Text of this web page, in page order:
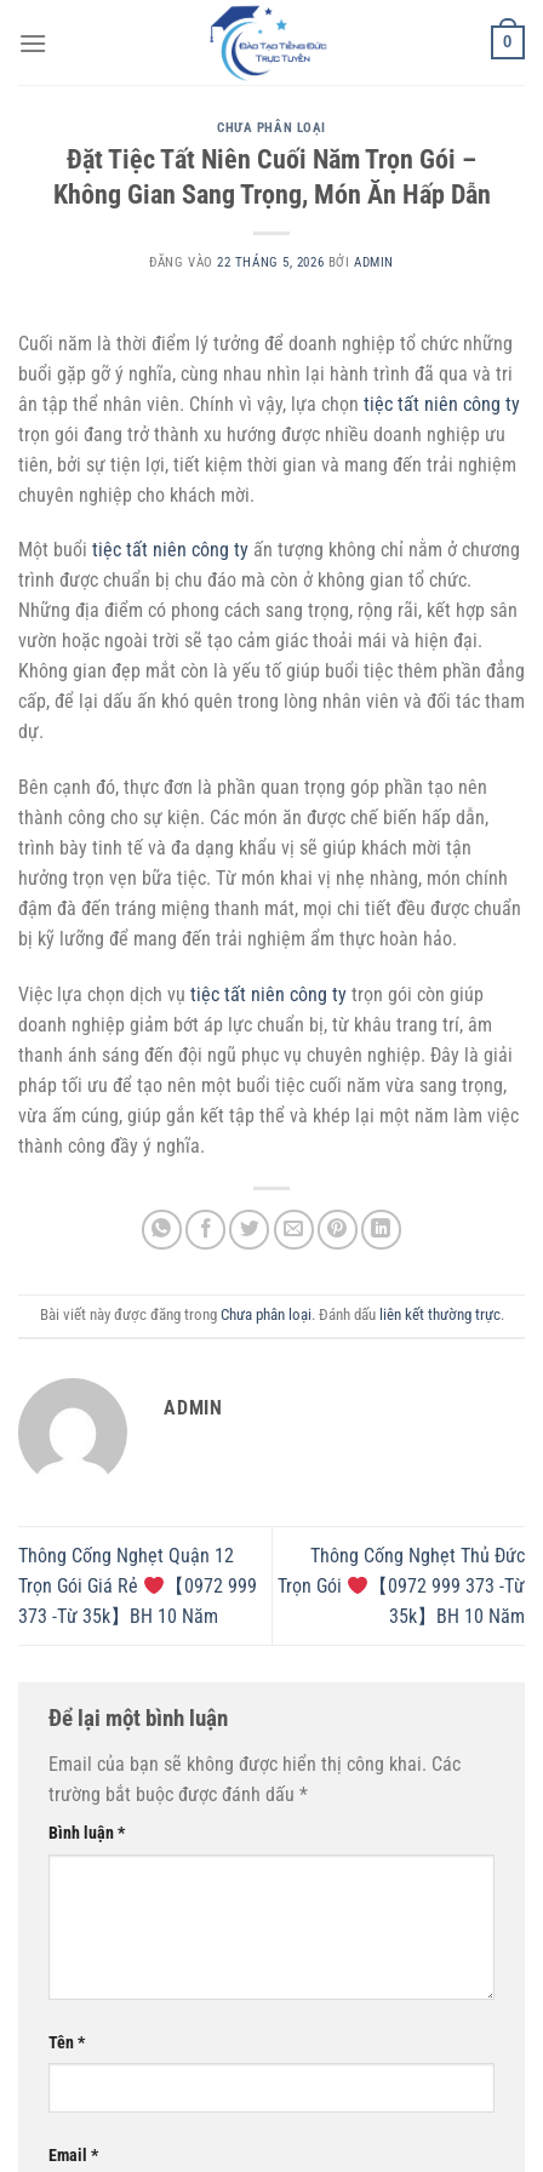
qua
0
CHƯA PHÂN LOẠI
Đặt Tiệc Tất Niên Cuối Năm Trọn Gói –
Không Gian Sang Trọng, Món Ăn Hấp Dẫn
ĐĂNG VÀO22 THÁNG 5, 2026 BỞI ADMIN
Cuối năm là thời điểm lý tưởng để doanh nghiệp tổ chức những
buổi gặp gỡ ý nghĩa, cùng nhau nhìn lại hành trình đã qua và tri
ân tập thể nhân viên. Chính vì vậy, lựa chọn tiệc tất niên công ty
trọn gói đang trở thành xu hướng được nhiều doanh nghiệp ưu
tiên, bởi sự tiện lợi, tiết kiệm thời gian và mang đến trải nghiệm
chuyên nghiệp cho khách mời.
Một buổi tiệc tất niên công ty ấn tượng không chỉ nằm ở chương
trình được chuẩn bị chu đáo mà còn ở không gian tổ chức.
Những địa điểm có phong cách sang trọng, rộng rãi, kết hợp sân
vườn hoặc ngoài trời sẽ tạo cảm giác thoải mái và hiện đại.
Không gian đẹp mắt còn là yếu tố giúp buổi tiệc thêm phần đẳng
cấp, để lại dấu ấn khó quên trong lòng nhân viên và đối tác tham
dự.
Bên cạnh đó, thực đơn là phần quan trọng góp phần tạo nên
thành công cho sự kiện. Các món ăn được chế biến hấp dẫn,
trình bày tinh tế và đa dạng khẩu vị sẽ giúp khách mời tận
hưởng trọn vẹn bữa tiệc. Từ món khai vị nhẹ nhàng, món chính
đậm đà đến tráng miệng thanh mát, mọi chi tiết đều được chuẩn
bị kỹ lưỡng để mang đến trải nghiệm ẩm thực hoàn hảo.
Việc lựa chọn dịch vụ tiệc tất niên công ty trọn gói còn giúp
doanh nghiệp giảm bớt áp lực chuẩn bị, từ khâu trang trí, âm
thanh ánh sáng đến đội ngũ phục vụ chuyên nghiệp. Đây là giải
pháp tối ưu để tạo nên một buổi tiệc cuối năm vừa sang trọng,
vừa ấm cúng, giúp gắn kết tập thể và khép lại một năm làm việc
thành công đầy ý nghĩa.
Bài viết này được đăng trong Chưa phân loại. Đánh dấu liên kết thường trực.
ADMIN
Thông Cống Nghẹt Quận 12
Trọn Gói Giá Rẻ
【0972 999
373 -Từ 35k】BH 10 Năm
Thông Cống Nghẹt Thủ Đức
Trọn Gói
【0972 999 373 -Từ
35k】BH 10 Năm
Để lại một bình luận
Email của bạn sẽ không được hiển thị công khai. Các
trường bắt buộc được đánh dấu *
Bình luận*
Tên*
Email *